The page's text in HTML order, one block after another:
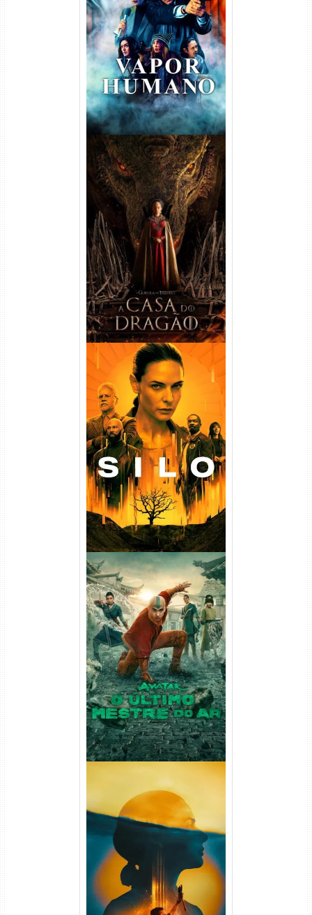
Vapor Humano 1ª Temporada
Torrent (2026) WEB-DL 1080p
Dual Áudio
A Casa do Dragão 1ª
Temporada Torrent (2022)
WEB-DL 720p/1080p Dual
Áudio
Silo 1ª Temporada Torrent
(2023) WEB-DL
720p/1080p/4K Dual Áudio
Avatar: O Último Mestre do
Ar 2ª Temporada Torrent
(2026) WEB-DL 1080p Dual
Áudio
Silo 2ª Temporada (2024)
WEB-DL 1080p Dual Áudio